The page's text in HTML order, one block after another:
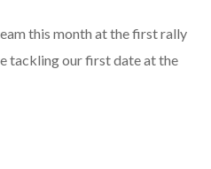
this month at the first rally
tackling our first date at the